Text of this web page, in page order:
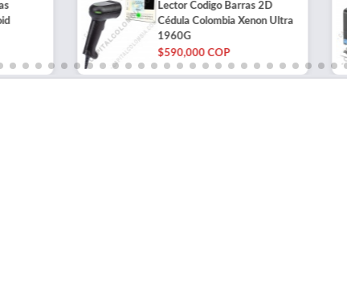
Lector Codigo Barras 2D
Cédula Colombia Xenon Ultra
1960G
$590,000 COP